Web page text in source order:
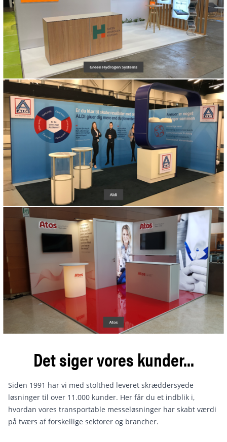
Det siger vores kunder...
Siden 1991 har vi med stolthed leveret skræddersyede
løsninger til over 11.000 kunder. Her får du et indblik i,
hvordan vores transportable messeløsninger har skabt værdi
på tværs af forskellige sektorer og brancher.